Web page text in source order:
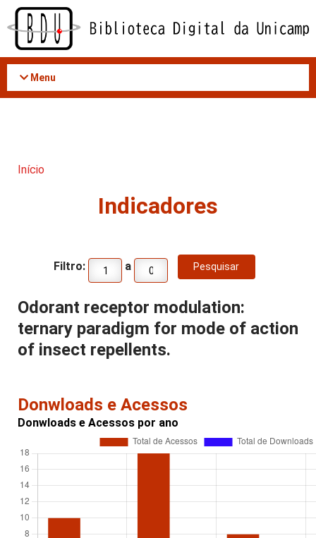
Acessar
conteúdo
Menu
Início
Indicadores
Filtro: a
Odorant receptor modulation:
ternary paradigm for mode of action
of insect repellents.
Donwloads e Acessos
Donwloads e Acessos por ano